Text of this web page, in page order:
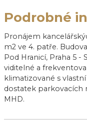
Podrobné
Pronájem
m2 ve 4. patře.
Pod Hranicí, Praha 5
viditelné a
klimatizované s
dostatek parkovacích
MHD.